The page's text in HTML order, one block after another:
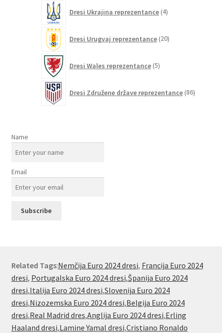
Dresi Ukrajina reprezentance 4izdelki
Dresi Urugvaj reprezentance 20izdelkov
Dresi Wales reprezentance 5izdelkov
Dresi Združene države reprezentance 86izdelkov
Name
Email
Related Tags:Nemčija Euro 2024 dresi, Francija Euro 2024
dresi, Portugalska Euro 2024 dresi,Španija Euro 2024
dresi,Italija Euro 2024 dresi,Slovenija Euro 2024
dresi,Nizozemska Euro 2024 dresi,Belgija Euro 2024
dresi,Real Madrid dres,Anglija Euro 2024 dresi,Erling
Haaland dresi,Lamine Yamal dresi,Cristiano Ronaldo